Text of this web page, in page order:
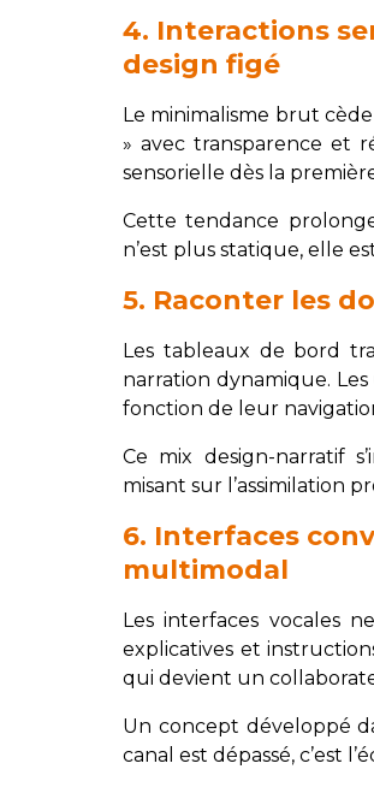
4. Interactions
design figé
Le minimalisme brut
» avec transparence et
sensorielle dès la
Cette tendance
n’est plus statique, elle
5. Raconter les
Les tableaux de bord
narration dynamique.
fonction de leur
Ce mix design-narratif
misant sur l’assimilation
6. Interfaces
multimodal
Les interfaces vocales
explicatives et
qui devient un
Un concept développé
canal est dépassé, c’est